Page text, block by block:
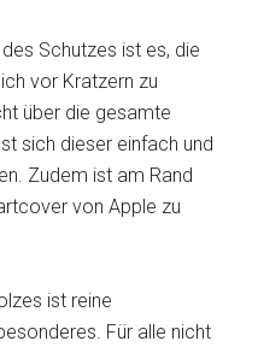
Schutzes ist es, die
vor Kratzern zu
über die gesamte
sich dieser einfach und
Zudem ist am Rand
von Apple zu
ist reine
Für alle nicht